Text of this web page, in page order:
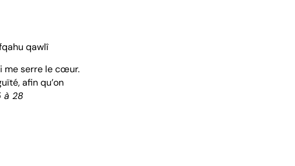
qawlî
me serre le cœur.
afin qu’on
à 28